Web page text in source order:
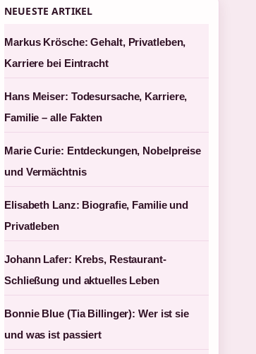
NEUESTE ARTIKEL
Markus Krösche: Gehalt, Privatleben,
Karriere bei Eintracht
Hans Meiser: Todesursache, Karriere,
Familie – alle Fakten
Marie Curie: Entdeckungen, Nobelpreise
und Vermächtnis
Elisabeth Lanz: Biografie, Familie und
Privatleben
Johann Lafer: Krebs, Restaurant-
Schließung und aktuelles Leben
Bonnie Blue (Tia Billinger): Wer ist sie
und was ist passiert